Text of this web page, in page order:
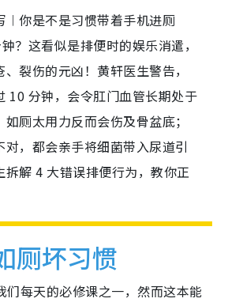
︱你是不是习惯带着手机进厕
？这看似是排便时的娱乐消遣，
裂伤的元凶！黄轩医生警告，
10 分钟，会令肛门血管长期处于
厕太用力反而会伤及骨盆底；
，都会亲手将细菌带入尿道引
拆解 4 大错误排便行为，教你正
厕坏习惯
们每天的必修课之一，然而这本能